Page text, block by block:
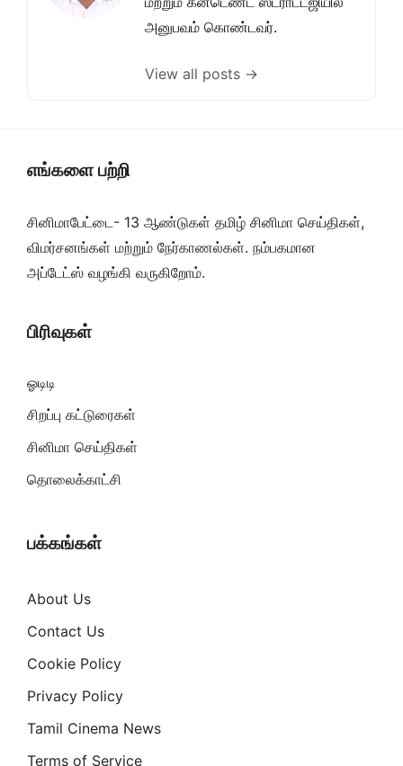
அனுபவம் கொண்டவர்.
View all posts →
எங்களை பற்றி
சினிமாபேட்டை- 13 ஆண்டுகள் தமிழ் சினிமா செய்திகள்,
விமர்சனங்கள் மற்றும் நேர்காணல்கள். நம்பகமான
அப்டேட்ஸ் வழங்கி வருகிறோம்.
பிரிவுகள்
ஓடிடி
சிறப்பு கட்டுரைகள்
சினிமா செய்திகள்
தொலைக்காட்சி
பக்கங்கள்
About Us
Contact Us
Cookie Policy
Privacy Policy
Tamil Cinema News
Terms of Service